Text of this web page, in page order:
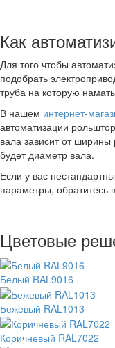
Как
Для того чтобы
подобрать
труба на которую
В нашем интернет-
автоматизации
вала зависит от
будет диаметр вала.
Если у вас
параметры, обратитесь
Цветовые
Белый RAL9016
Бежевый RAL1013
Коричневый RAL7022